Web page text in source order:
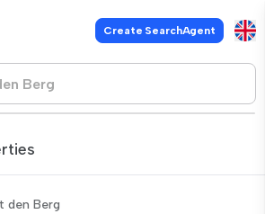
Create SearchAgent
den Berg